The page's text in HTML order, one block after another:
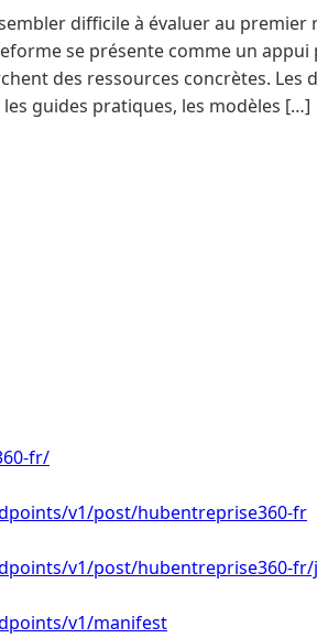
difficile à évaluer au premier
se présente comme un
des ressources concrètes. Les
guides pratiques, les modèles […]
fr/
v1/post/hubentreprise360-fr
v1/post/hubentreprise360-fr/
v1/manifest